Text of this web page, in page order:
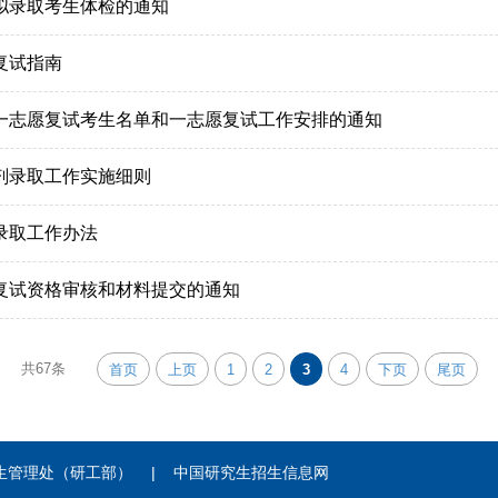
录取考生体检的通知
试指南
愿复试考生名单和一志愿复试工作安排的通知
取工作实施细则
取工作办法
资格审核和材料提交的通知
共67条 首页 上页 1 2 3 4 下页 尾页
理处（研工部） | 中国研究生招生信息网